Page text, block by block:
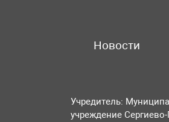
Новости
Учредитель:
учреждение